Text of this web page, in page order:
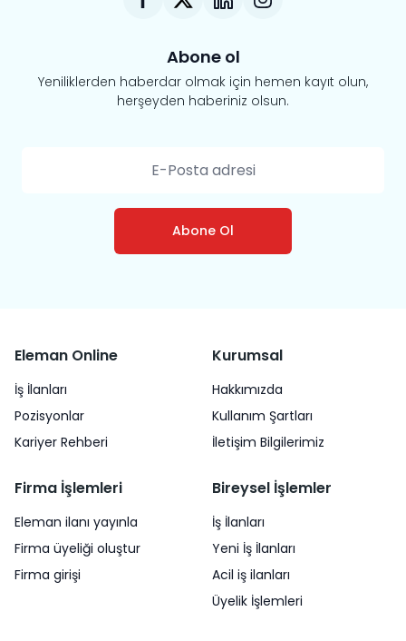
Abone ol
Yeniliklerden haberdar olmak için hemen kayıt olun,
herşeyden haberiniz olsun.
Abone Ol
Eleman Online
İş İlanları
Pozisyonlar
Kariyer Rehberi
Kurumsal
Hakkımızda
Kullanım Şartları
İletişim Bilgilerimiz
Firma İşlemleri
Eleman ilanı yayınla
Firma üyeliği oluştur
Firma girişi
Bireysel İşlemler
İş İlanları
Yeni İş İlanları
Acil iş ilanları
Üyelik İşlemleri